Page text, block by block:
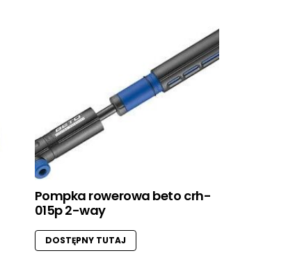
Pompka rowerowa beto crh-
015p 2-way
DOSTĘPNY TUTAJ